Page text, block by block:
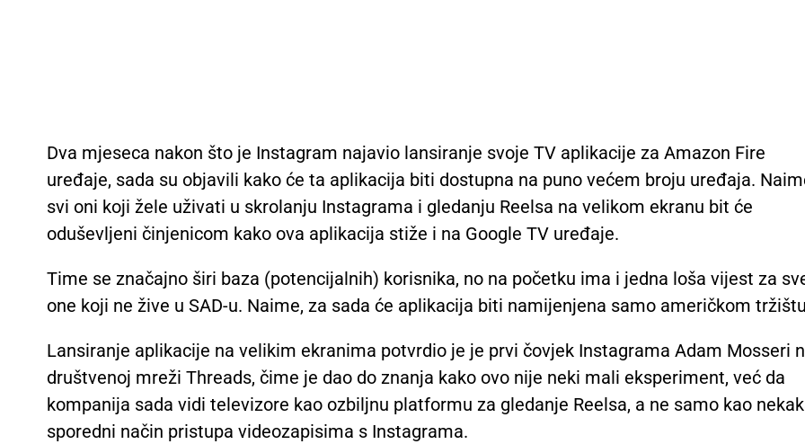
Dva mjeseca nakon što je Instagram najavio lansiranje svoje TV aplikacije za Amazon Fire
uređaje, sada su objavili kako će ta aplikacija biti dostupna na puno većem broju uređaja.
svi oni koji žele uživati u skrolanju Instagrama i gledanju Reelsa na velikom ekranu bit će
oduševljeni činjenicom kako ova aplikacija stiže i na Google TV uređaje.
Time se značajno širi baza (potencijalnih) korisnika, no na početku ima i jedna loša vijest za
one koji ne žive u SAD-u. Naime, za sada će aplikacija biti namijenjena samo američkom
Lansiranje aplikacije na velikim ekranima potvrdio je je prvi čovjek Instagrama Adam Mosseri
društvenoj mreži Threads, čime je dao do znanja kako ovo nije neki mali eksperiment, već da
kompanija sada vidi televizore kao ozbiljnu platformu za gledanje Reelsa, a ne samo kao
sporedni način pristupa videozapisima s Instagrama.